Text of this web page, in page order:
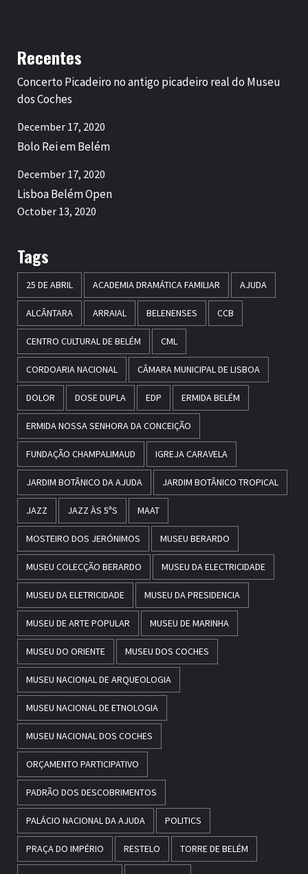
Recentes
Concerto Picadeiro no antigo picadeiro real do Museu
dos Coches
December 17, 2020
Bolo Rei em Belém
December 17, 2020
Lisboa Belém Open
October 13, 2020
Tags
25 DE ABRIL ACADEMIA DRAMÁTICA FAMILIAR AJUDA
ALCÂNTARA ARRAIAL BELENENSES CCB
CENTRO CULTURAL DE BELÉM CML
CORDOARIA NACIONAL CÂMARA MUNICIPAL DE LISBOA
DOLOR DOSE DUPLA EDP ERMIDA BELÉM
ERMIDA NOSSA SENHORA DA CONCEIÇÃO
FUNDAÇÃO CHAMPALIMAUD IGREJA CARAVELA
JARDIM BOTÂNICO DA AJUDA JARDIM BOTÂNICO TROPICAL
JAZZ JAZZ ÀS 5ªS MAAT
MOSTEIRO DOS JERÓNIMOS MUSEU BERARDO
MUSEU COLECÇÃO BERARDO MUSEU DA ELECTRICIDADE
MUSEU DA ELETRICIDADE MUSEU DA PRESIDENCIA
MUSEU DE ARTE POPULAR MUSEU DE MARINHA
MUSEU DO ORIENTE MUSEU DOS COCHES
MUSEU NACIONAL DE ARQUEOLOGIA
MUSEU NACIONAL DE ETNOLOGIA
MUSEU NACIONAL DOS COCHES
ORÇAMENTO PARTICIPATIVO
PADRÃO DOS DESCOBRIMENTOS
PALÁCIO NACIONAL DA AJUDA POLITICS
PRAÇA DO IMPÉRIO RESTELO TORRE DE BELÉM